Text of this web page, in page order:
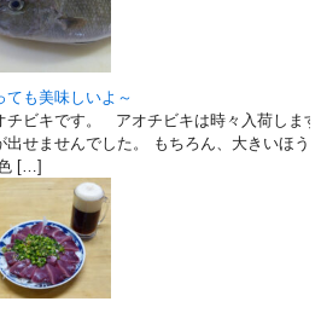
も美味しいよ～
キです。 アオチビキは時々入荷します
せませんでした。 もちろん、大きいほう
[…]